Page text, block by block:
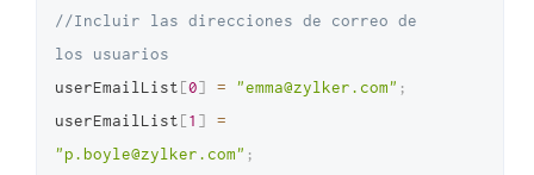
//Incluir las direcciones de correo de
los usuarios
userEmailList[0] = "emma@zylker.com" ;
userEmailList[1 ]
=
"p.boyle@zylker.com" ;